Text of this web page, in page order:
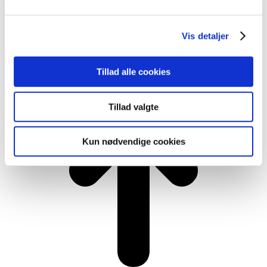
Vis detaljer
Tillad alle cookies
Tillad valgte
Kun nødvendige cookies